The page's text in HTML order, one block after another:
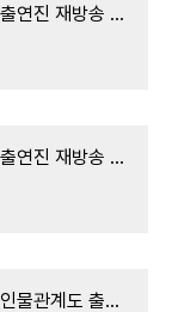
남남 / 등장인물 인물관계도 출연진 재방송 다시보기 · 방송시간 시청률 몇부작 회차 정보 · 1회
연인 / 등장인물 인물관계도 출연진 재방송 다시보기 · 방송시간 시청률 몇부작 회차 정보 · 공
끝내주는 해결사 / 등장인물 인물관계도 출연진 · 재방송 다시보기 · 방송시간 시청률 몇부작